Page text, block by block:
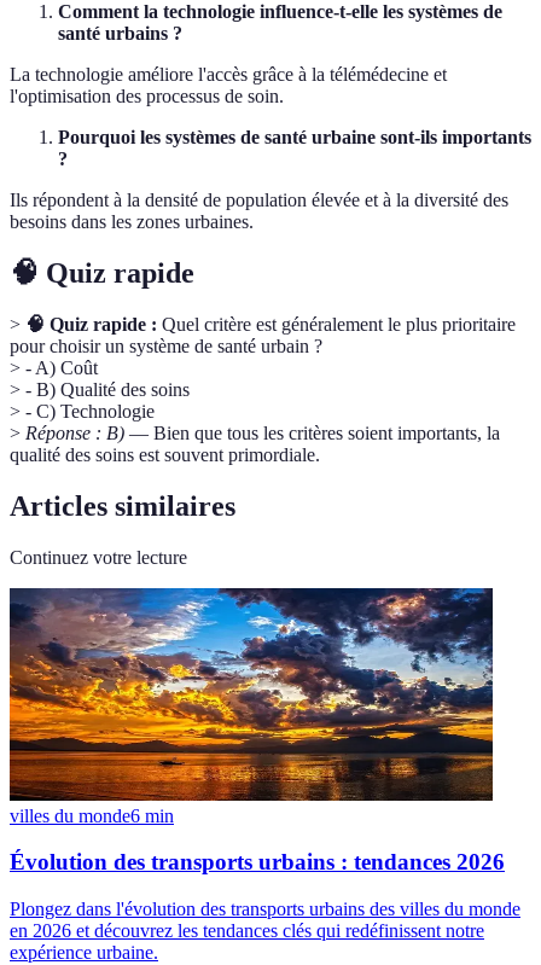
Comment la technologie influence-t-elle les systèmes de
santé urbains ?
La technologie améliore l'accès grâce à la télémédecine et
l'optimisation des processus de soin.
Pourquoi les systèmes de santé urbaine sont-ils importants
?
Ils répondent à la densité de population élevée et à la diversité des
besoins dans les zones urbaines.
🧠 Quiz rapide
> 🧠 Quiz rapide : Quel critère est généralement le plus prioritaire
pour choisir un système de santé urbain ?
> - A) Coût
> - B) Qualité des soins
> - C) Technologie
> Réponse : B) — Bien que tous les critères soient importants, la
qualité des soins est souvent primordiale.
Articles similaires
Continuez votre lecture
villes du monde6 min
Évolution des transports urbains : tendances 2026
Plongez dans l'évolution des transports urbains des villes du monde
en 2026 et découvrez les tendances clés qui redéfinissent notre
expérience urbaine.